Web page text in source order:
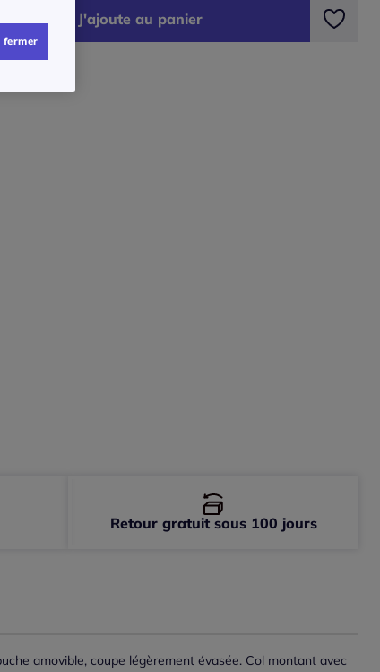
stock
J'ajoute au panier
amovible, coupe légèrement évasée. Col montant avec
Retour gratuit sous 100 jours